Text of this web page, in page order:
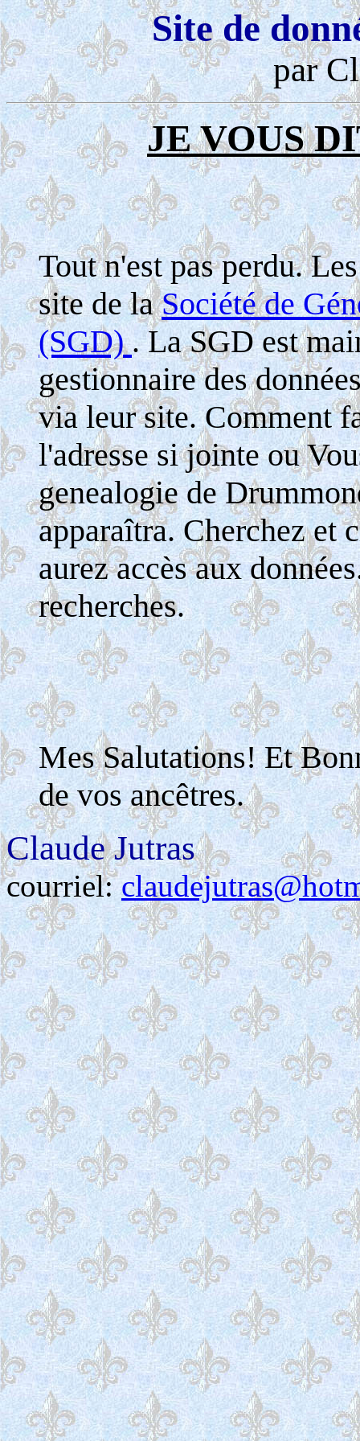
Site de
par
JE VOUS
Tout n'est pas perdu.
site de laSociété de
(SGD). La SGD est
gestionnaire des
via leur site. Comment
l'adresse si jointe ou
genealogie de
apparaîtra. Cherchez et
aurez accès aux
recherches.
Mes Salutations! Et
de vos ancêtres.
Claude Jutras
courriel: